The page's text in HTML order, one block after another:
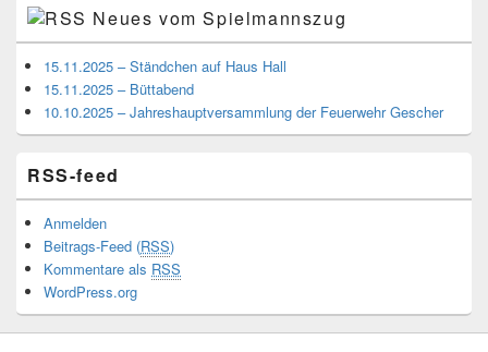
Neues vom Spielmannszug
15.11.2025 – Ständchen auf Haus Hall
15.11.2025 – Büttabend
10.10.2025 – Jahreshauptversammlung der Feuerwehr Gescher
RSS-feed
Anmelden
Beitrags-Feed (RSS)
Kommentare als RSS
WordPress.org